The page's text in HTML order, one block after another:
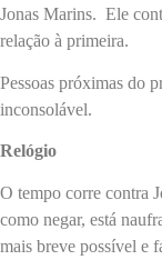
Jonas Marins. Ele
relação à primeira.
Pessoas próximas do
inconsolável.
Relógio
O tempo corre contra
como negar, está
mais breve possível e